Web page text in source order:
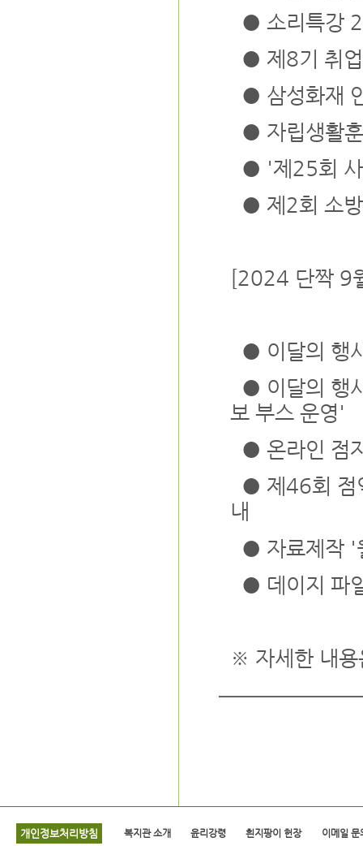
● 소리특강
● 제8기 취
● 삼성화재
● 자립생활
● '제25회 사
● 제2회 소
[2024 단짝 9
● 이달의 행
● 이달의 행
보 부스 운영'
● 온라인 점
● 제46회 점
내
● 자료제작 '
● 데이지 파
※ 자세한 내용
개인정보처리방침 복지관 소개 윤리강령 흰지팡이 헌장 이메일 문